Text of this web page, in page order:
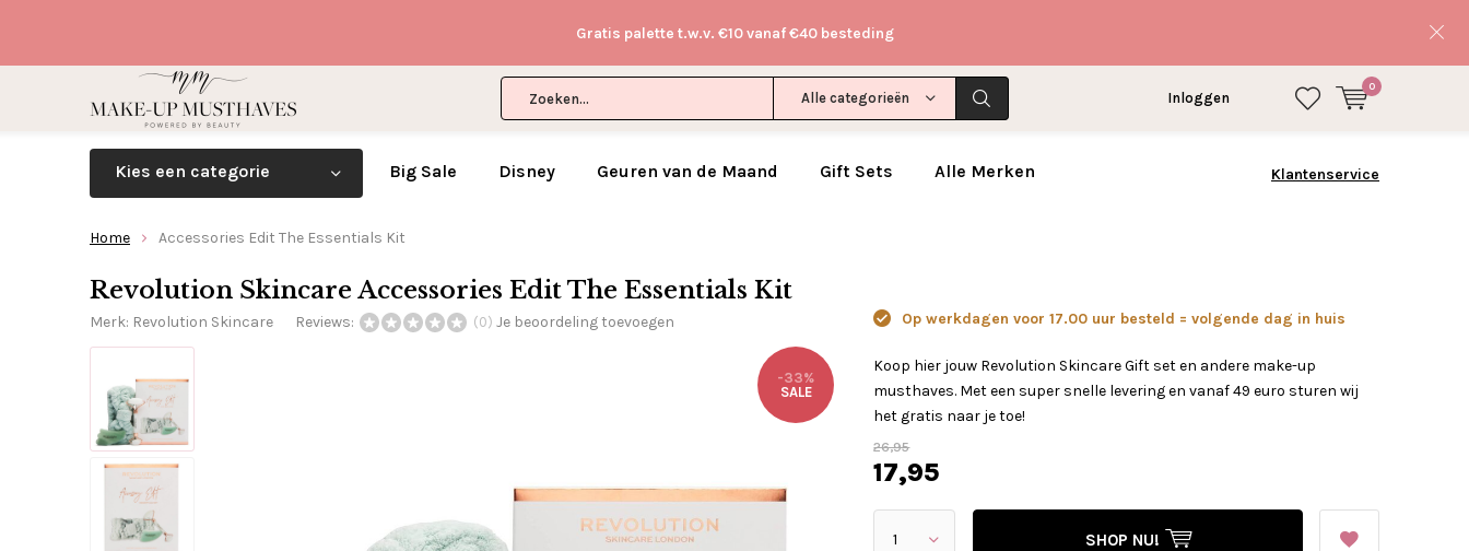
Alle categorieën Inloggen
0
Gratis palette t.w.v. €10 vanaf €40 besteding
Kies een categorie Big Sale Disney Geuren van de Maand Gift Sets Alle Merken Klantenservice
Home Accessories Edit The Essentials Kit
Revolution Skincare Accessories Edit The Essentials Kit
Merk: Revolution Skincare Reviews: (0) Je beoordeling toevoegen
-33%
SALE
Op werkdagen voor 17.00 uur besteld = volgende dag in huis
Koop hier jouw Revolution Skincare Gift set en andere make-up
musthaves. Met een super snelle levering en vanaf 49 euro sturen wij
het gratis naar je toe!
26,95
17,95
SHOP NU!